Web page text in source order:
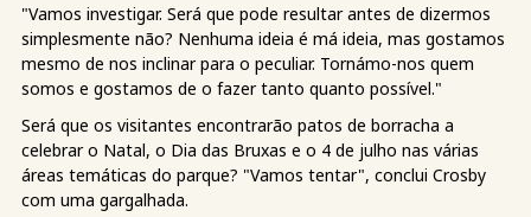
"Vamos investigar. Será que pode resultar antes de dizermos
simplesmente não? Nenhuma ideia é má ideia, mas gostamos
mesmo de nos inclinar para o peculiar. Tornámo-nos quem
somos e gostamos de o fazer tanto quanto possível."
Será que os visitantes encontrarão patos de borracha a
celebrar o Natal, o Dia das Bruxas e o 4 de julho nas várias
áreas temáticas do parque? "Vamos tentar", conclui Crosby
com uma gargalhada.